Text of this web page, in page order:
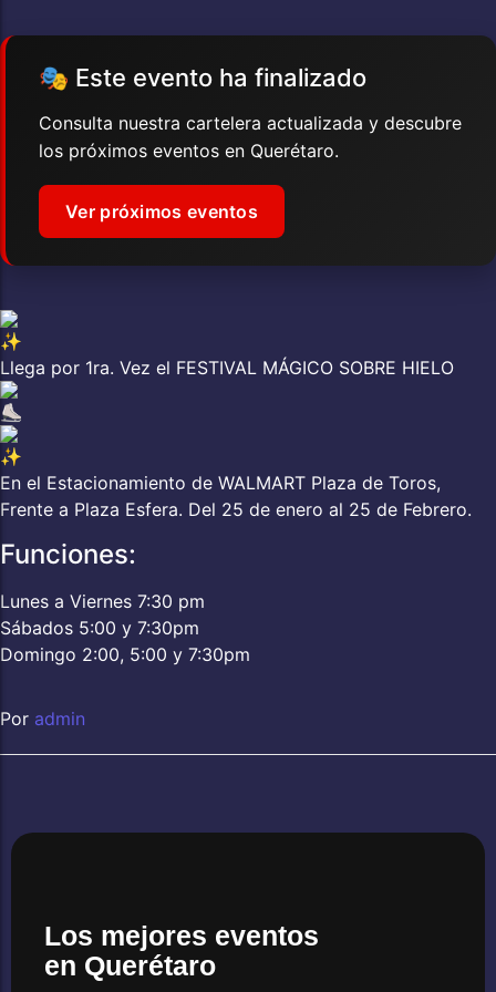
🎭 Este evento ha finalizado
Consulta nuestra cartelera actualizada y descubre
los próximos eventos en Querétaro.
Ver próximos eventos
Llega por 1ra. Vez el FESTIVAL MÁGICO SOBRE HIELO
En el Estacionamiento de WALMART Plaza de Toros,
Frente a Plaza Esfera. Del 25 de enero al 25 de Febrero.
Funciones:
Lunes a Viernes 7:30 pm
Sábados 5:00 y 7:30pm
Domingo 2:00, 5:00 y 7:30pm
Por admin
Los mejores eventos
en Querétaro